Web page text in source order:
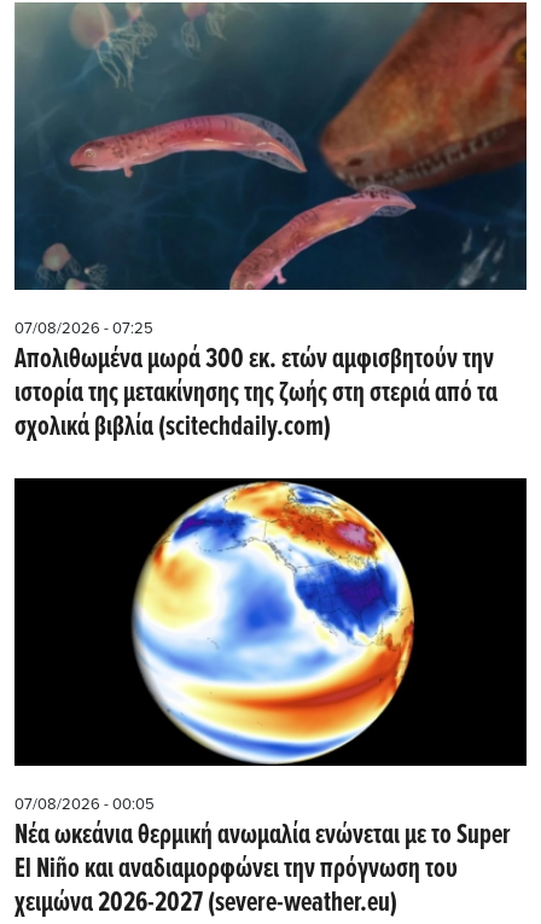
07/08/2026 - 07:25
Απολιθωμένα μωρά 300 εκ. ετών αμφισβητούν την
ιστορία της μετακίνησης της ζωής στη στεριά από τα
σχολικά βιβλία (scitechdaily.com)
07/08/2026 - 00:05
Νέα ωκεάνια θερμική ανωμαλία ενώνεται με το Super
El Niño και αναδιαμορφώνει την πρόγνωση του
χειμώνα 2026-2027 (severe-weather.eu)